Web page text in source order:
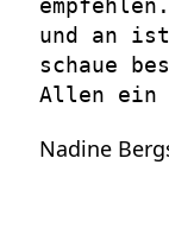
und an
schaue
Allen ein
Nadine